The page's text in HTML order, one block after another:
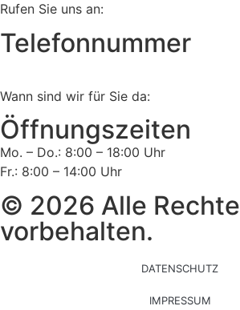
Rufen Sie uns an:
Telefonnummer
Wann sind wir für Sie da:
Öffnungszeiten
Mo. – Do.: 8:00 – 18:00 Uhr
Fr.: 8:00 – 14:00 Uhr
© 2026 Alle Rechte
vorbehalten.
DATENSCHUTZ
IMPRESSUM